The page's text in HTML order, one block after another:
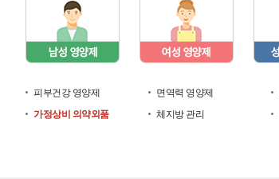
피부건강 영양제 면역력 영양제
가정상비 의약외품
체지방 관리